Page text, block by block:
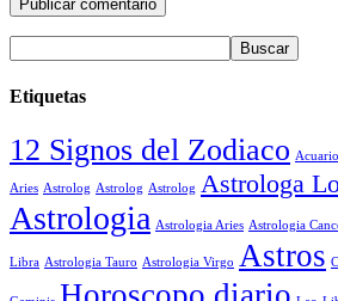
Etiquetas
12 Signos del Zodiaco Acuario
Aries Astrolog Astrolog Astrolog Astrologa
Astrologia Astrologia Aries Astrologia
Libra Astrologia Tauro Astrologia Virgo Astros